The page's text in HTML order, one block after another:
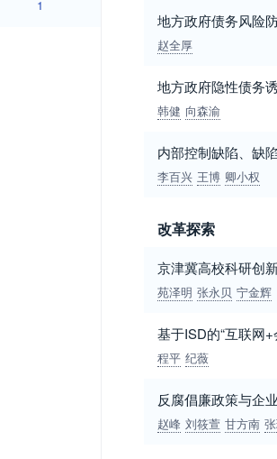
1
地方政府债务风险
赵全厚
地方政府隐性债务
韩健 向森渝
内部控制缺陷、缺
李百兴 王博 卿小权
改革探索
京津冀高校科研创
苑泽明 张永贝 宁金辉
基于ISD的“互联网
程平 纪薇
反腐倡廉政策与企
赵峰 刘筱萱 甘方南